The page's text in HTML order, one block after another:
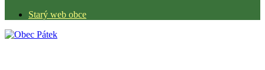
Starý web obce